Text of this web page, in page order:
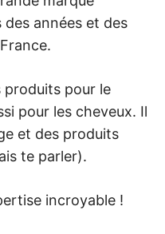
années et des
produits pour le
pour les cheveux. Il
et des produits
te parler).
incroyable !